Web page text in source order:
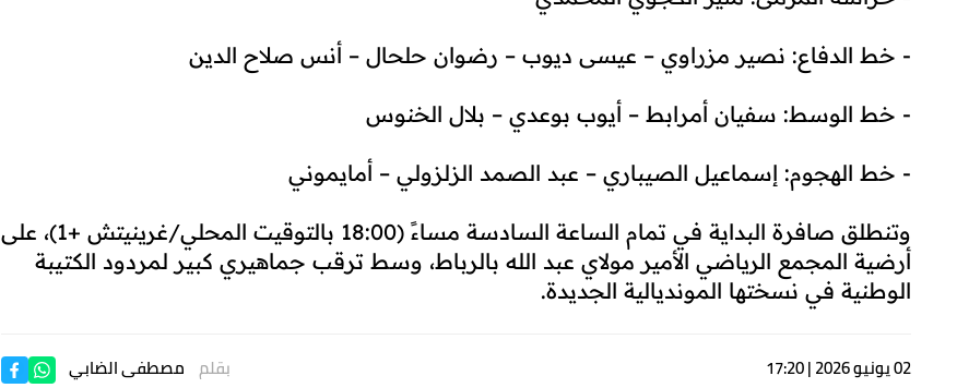
- خط الدفاع: نصير مزراوي – عيسى ديوب – رضوان حلحال – أنس صلاح الدين
- خط الوسط: سفيان أمرابط – أيوب بوعدي – بلال الخنوس
- خط الهجوم: إسماعيل الصيباري – عبد الصمد الزلزولي – أمايموني
وتنطلق صافرة البداية في تمام الساعة السادسة مساءً (18:00 بالتوقيت المحلي/غرينيتش +1)، على
أرضية المجمع الرياضي الأمير مولاي عبد الله بالرباط، وسط ترقب جماهيري كبير لمردود الكتيبة
الوطنية في نسختها المونديالية الجديدة.
02 يونيو 2026 | 17:20 بقلم مصطفى الضابي